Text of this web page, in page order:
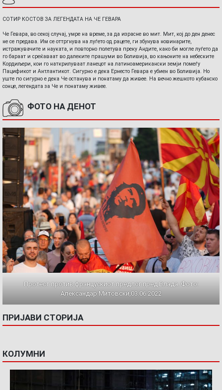
СОТИР КОСТОВ ЗА ЛЕГЕНДАТА НА ЧЕ ГЕВАРА
Че Гевара, во секој случај, умре на време, за да израсне во мит. Мит, кој до ден денес
не се предава. Им се оттргнува на луѓето од рацете, ги збунува новинарите,
истражувачите и науката, и повторно полетува преку Андите, како би могле луѓето да
го бараат и среќаваат во далеките прашуми во Боливија, во кањоните на небеските
Кордиљери, кои го наткрилуваат ланецот на латиноамерикански земји помеѓу
Пацификот и Антлантикот. Сигурно е дека Ернесто Гевара е убиен во Боливија. Но
уште по сигурно е дека Че останува и понатаму да живее. На вечно жешкото кубанско
сонце, легендата за Че и понатаму живее.
ФОТО НА ДЕНОТ
Протест против францускиот предлог пред Влада. Фото:
Александар Митовски,03.06.2022
ПРИЈАВИ СТОРИЈА
КОЛУМНИ